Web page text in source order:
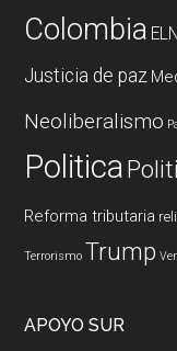
Colombia ELN
Justicia de paz
Neoliberalismo
Politica
Reforma tributaria
Terrorismo Trump
APOYO SUR